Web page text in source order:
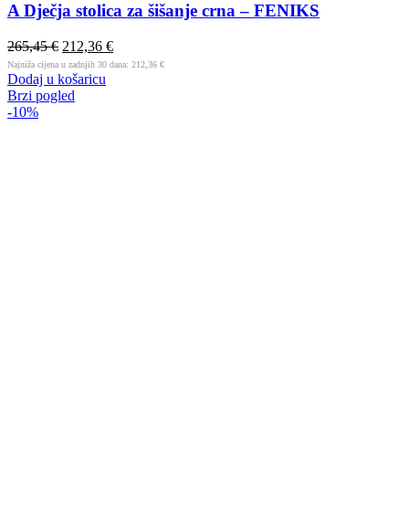
A Dječja stolica za šišanje crna – FENIKS
265,45€ 212,36 €
Najniža cijena u zadnjih 30 dana: 212,36 €
Dodaj u košaricu
Brzi pogled
-10%